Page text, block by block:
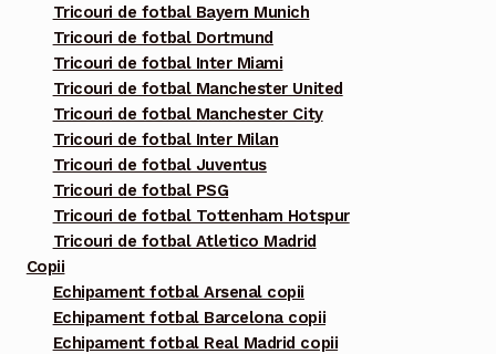
Tricouri de fotbal Bayern Munich
Tricouri de fotbal Dortmund
Tricouri de fotbal Inter Miami
Tricouri de fotbal Manchester United
Tricouri de fotbal Manchester City
Tricouri de fotbal Inter Milan
Tricouri de fotbal Juventus
Tricouri de fotbal PSG
Tricouri de fotbal Tottenham Hotspur
Tricouri de fotbal Atletico Madrid
Copii
Echipament fotbal Arsenal copii
Echipament fotbal Barcelona copii
Echipament fotbal Real Madrid copii